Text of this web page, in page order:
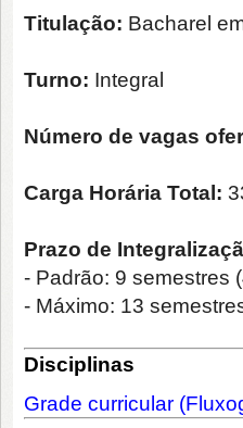
Titulação: Bacharel
Turno: Integral
Número de vagas
Carga Horária Total:
Prazo de
- Padrão: 9 semestres
- Máximo: 13
Disciplinas
Grade curricular